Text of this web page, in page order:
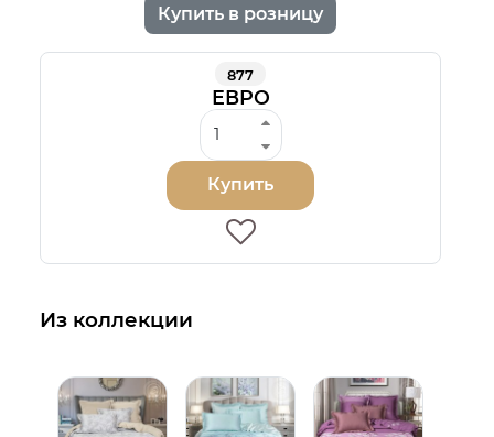
Купить в розницу
877
ЕВРО
Купить
Из коллекции